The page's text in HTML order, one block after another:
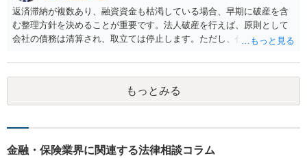
返済滞納が複数あり、融資資金も枯渇している場合、早期に破産を含
む整理方針を決めることが重要です。法人破産を行えば、原則として
会社の債務は清算され、取立ては停止します。ただし、代表者が連帯
ことが多いです。放置すると責任が拡大しやすいため、北海道の法律
事務所で法人破産の実績があるところを探して速やかに相談をして、
資金繰り・雇用・保証の有無を整理した上で進めるのが安全です。イ
ンターネットやココナラだけでなく、北海道の弁護士会などを頼りに
もっとみる
金融・保険業界に関連する法律相談コラム